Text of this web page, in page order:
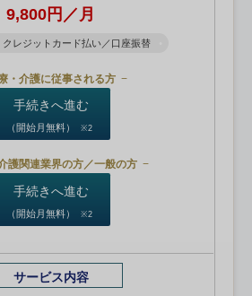
9,800円／月
クレジットカード払い／口座振替
・介護に従事される方
手続きへ進む
（開始月無料） ※2
護関連業界の方／一般の方
手続きへ進む
（開始月無料） ※2
サービス内容